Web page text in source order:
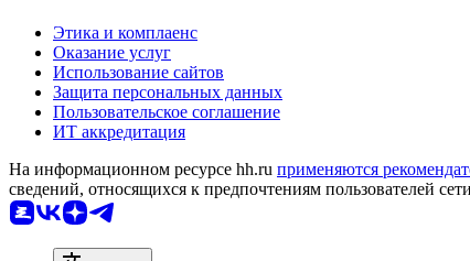
Этика и комплаенс
Оказание услуг
Использование сайтов
Защита персональных данных
Пользовательское соглашение
ИТ аккредитация
На информационном ресурсе hh.ru применяются
сведений, относящихся к предпочтениям пользователей